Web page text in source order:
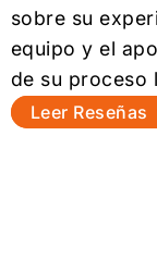
sobre su
equipo y el
de su proceso
Leer Reseñas